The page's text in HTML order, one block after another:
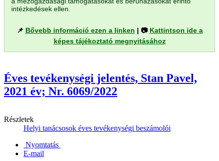
intézkedések ellen.
📌 Bővebb információ ezen a linken | 📷 Kattintson ide a
képes tájékoztató megnyitásához
Éves tevékenységi jelentés, Stan Pavel,
2021 év; Nr. 6069/2022
Részletek
Helyi tanácsosok éves tevékenységi beszámolói
Nyomtatás
E-mail